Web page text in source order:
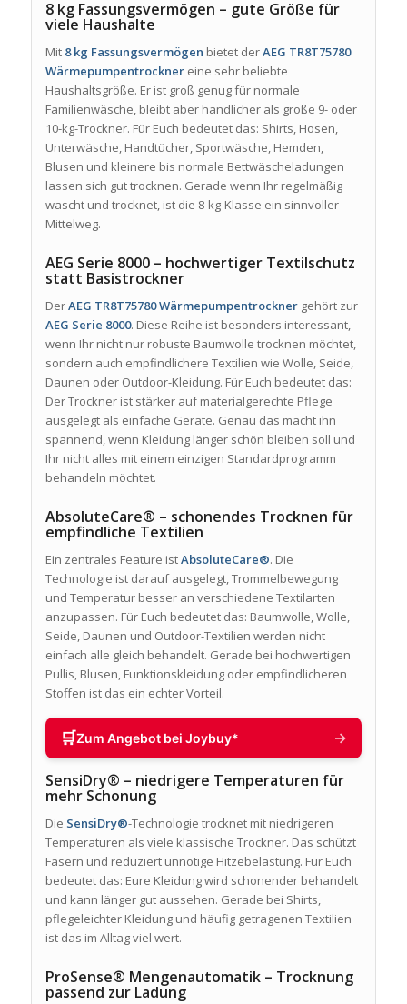
8 kg Fassungsvermögen – gute Größe für
viele Haushalte
Mit 8 kg Fassungsvermögen bietet derAEG TR8T75780
Wärmepumpentrocknereine sehr beliebte
Haushaltsgröße. Er ist groß genug für normale
Familienwäsche, bleibt aber handlicher als große 9- oder
10-kg-Trockner. Für Euch bedeutet das: Shirts, Hosen,
Unterwäsche, Handtücher, Sportwäsche, Hemden,
Blusen und kleinere bis normale Bettwäscheladungen
lassen sich gut trocknen. Gerade wenn Ihr regelmäßig
wascht und trocknet, ist die 8-kg-Klasse ein sinnvoller
Mittelweg.
AEG Serie 8000 – hochwertiger Textilschutz
statt Basistrockner
DerAEG TR8T75780 Wärmepumpentrocknergehört zur
AEG Serie 8000. Diese Reihe ist besonders interessant,
wenn Ihr nicht nur robuste Baumwolle trocknen möchtet,
sondern auch empfindlichere Textilien wie Wolle, Seide,
Daunen oder Outdoor-Kleidung. Für Euch bedeutet das:
Der Trockner ist stärker auf materialgerechte Pflege
ausgelegt als einfache Geräte. Genau das macht ihn
spannend, wenn Kleidung länger schön bleiben soll und
Ihr nicht alles mit einem einzigen Standardprogramm
behandeln möchtet.
AbsoluteCare® – schonendes Trocknen für
empfindliche Textilien
Ein zentrales Feature istAbsoluteCare®. Die
Technologie ist darauf ausgelegt, Trommelbewegung
und Temperatur besser an verschiedene Textilarten
anzupassen. Für Euch bedeutet das: Baumwolle, Wolle,
Seide, Daunen und Outdoor-Textilien werden nicht
einfach alle gleich behandelt. Gerade bei hochwertigen
Pullis, Blusen, Funktionskleidung oder empfindlicheren
Stoffen ist das ein echter Vorteil.
🛒Zum Angebot bei Joybuy* →
SensiDry® – niedrigere Temperaturen für
mehr Schonung
Die SensiDry®-Technologie trocknet mit niedrigeren
Temperaturen als viele klassische Trockner. Das schützt
Fasern und reduziert unnötige Hitzebelastung. Für Euch
bedeutet das: Eure Kleidung wird schonender behandelt
und kann länger gut aussehen. Gerade bei Shirts,
pflegeleichter Kleidung und häufig getragenen Textilien
ist das im Alltag viel wert.
ProSense® Mengenautomatik – Trocknung
passend zur Ladung